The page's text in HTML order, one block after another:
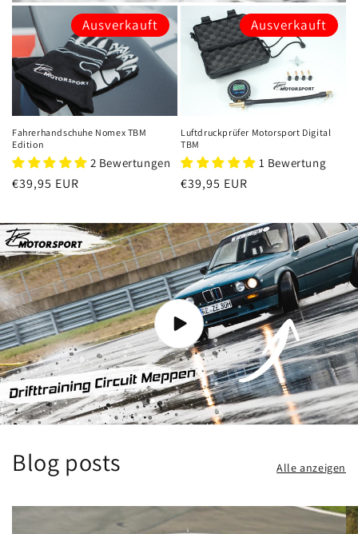
Ausverkauft
Fahrerhandschuhe Nomex TBM
Edition
2 Bewertungen
Normaler
€39,95 EUR
Ausverkauft
Luftdruckprüfer Motorsport Digital
TBM
1 Bewertung
Normaler
€39,95 EUR
Blog posts Alle anzeigen